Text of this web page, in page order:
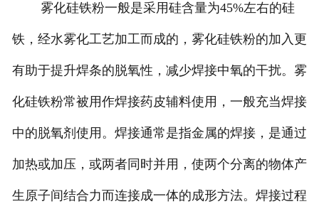
雾化硅铁粉一般是采用硅含量为45%左右的硅
铁，经水雾化工艺加工而成的，雾化硅铁粉的加入更
有助于提升焊条的脱氧性，减少焊接中氧的干扰。雾
化硅铁粉常被用作焊接药皮辅料使用，一般充当焊接
中的脱氧剂使用。焊接通常是指金属的焊接，是通过
加热或加压，或两者同时并用，使两个分离的物体产
生原子间结合力而连接成一体的成形方法。焊接过程